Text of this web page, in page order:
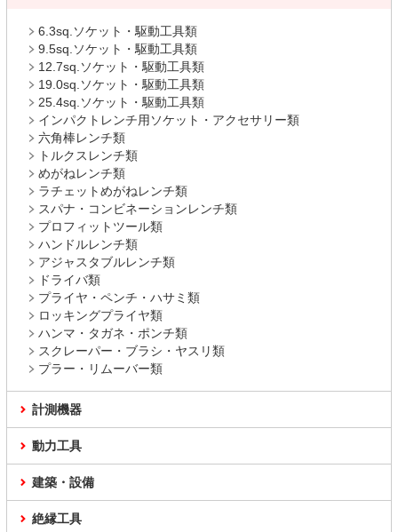
6.3sq.ソケット・駆動工具類
9.5sq.ソケット・駆動工具類
12.7sq.ソケット・駆動工具類
19.0sq.ソケット・駆動工具類
25.4sq.ソケット・駆動工具類
インパクトレンチ用ソケット・アクセサリー類
六角棒レンチ類
トルクスレンチ類
めがねレンチ類
ラチェットめがねレンチ類
スパナ・コンビネーションレンチ類
プロフィットツール類
ハンドルレンチ類
アジャスタブルレンチ類
ドライバ類
プライヤ・ペンチ・ハサミ類
ロッキングプライヤ類
ハンマ・タガネ・ポンチ類
スクレーパー・ブラシ・ヤスリ類
プラー・リムーバー類
計測機器
動力工具
建築・設備
絶縁工具